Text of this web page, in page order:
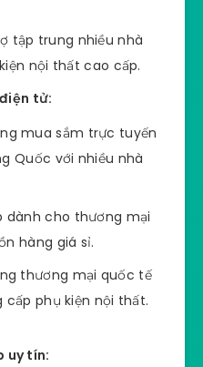
tập trung nhiều nhà
nội thất cao cấp.
tử:
mua sắm trực tuyến
Quốc với nhiều nhà
dành cho thương mại
hàng giá sỉ.
thương mại quốc tế
cấp phụ kiện nội thất.
uy tín: